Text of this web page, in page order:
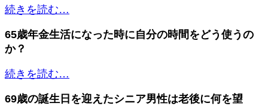
続きを読む…
65歳年金生活になった時に自分の時間をどう使うの
か？
続きを読む…
69歳の誕生日を迎えたシニア男性は老後に何を望